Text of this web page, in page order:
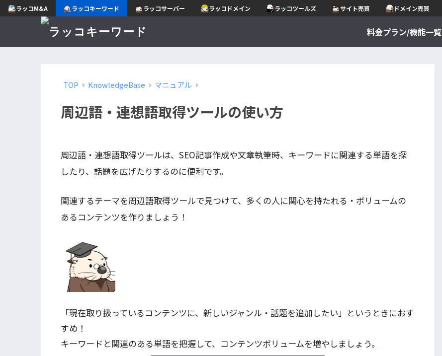
ラッコM&A ラッコキーワード ラッコサーバー ラッコドメイン ラッコツールズ サイト売買 ドメイン売買
料金プラン/機能一覧
TOP KnowledgeBase マニュアル
周辺語・連想語取得ツールの使い方
周辺語・連想語取得ツールは、SEO記事作成や文章執筆時、キーワードに関連する単語を探
したり、話題を広げたりするのに便利です。
関連するテーマを周辺語取得ツールで見つけて、多くの人に関心を持たれる・ボリュームの
あるコンテンツを作りましょう！
「現在取り扱っているコンテンツに、新しいジャンル・話題を追加したい」というときにおす
すめ！
キーワードと関連のある単語を把握して、コンテンツボリュームを増やしましょう。